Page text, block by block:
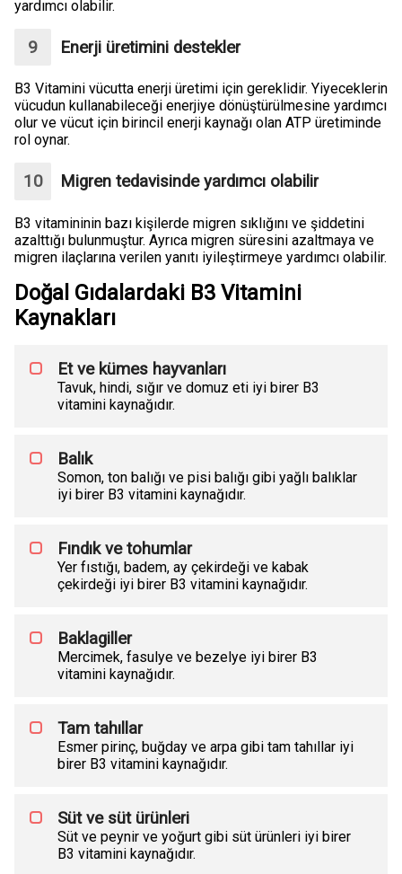
yardımcı olabilir.
Enerji üretimini destekler
B3 Vitamini vücutta enerji üretimi için gereklidir. Yiyeceklerin
vücudun kullanabileceği enerjiye dönüştürülmesine yardımcı
olur ve vücut için birincil enerji kaynağı olan ATP üretiminde
rol oynar.
Migren tedavisinde yardımcı olabilir
B3 vitamininin bazı kişilerde migren sıklığını ve şiddetini
azalttığı bulunmuştur. Ayrıca migren süresini azaltmaya ve
migren ilaçlarına verilen yanıtı iyileştirmeye yardımcı olabilir.
Doğal Gıdalardaki B3 Vitamini
Kaynakları
Et ve kümes hayvanları
Tavuk, hindi, sığır ve domuz eti iyi birer B3
vitamini kaynağıdır.
Balık
Somon, ton balığı ve pisi balığı gibi yağlı balıklar
iyi birer B3 vitamini kaynağıdır.
Fındık ve tohumlar
Yer fıstığı, badem, ay çekirdeği ve kabak
çekirdeği iyi birer B3 vitamini kaynağıdır.
Baklagiller
Mercimek, fasulye ve bezelye iyi birer B3
vitamini kaynağıdır.
Tam tahıllar
Esmer pirinç, buğday ve arpa gibi tam tahıllar iyi
birer B3 vitamini kaynağıdır.
Süt ve süt ürünleri
Süt ve peynir ve yoğurt gibi süt ürünleri iyi birer
B3 vitamini kaynağıdır.